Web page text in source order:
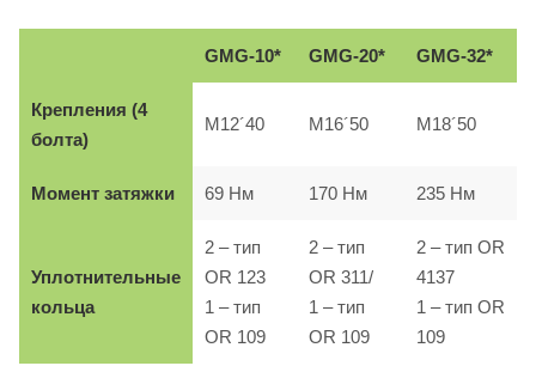
GMG-10* GMG-20* GMG-32*
Крепления (4
болта)
M12´40 M16´50 M18´50
Момент затяжки 69 Нм 170 Нм 235 Нм
Уплотнительные
кольца
2 – тип
OR 123
1 – тип
OR 109
2 – тип
OR 311/
1 – тип
OR 109
2 – тип OR
4137
1 – тип OR
109